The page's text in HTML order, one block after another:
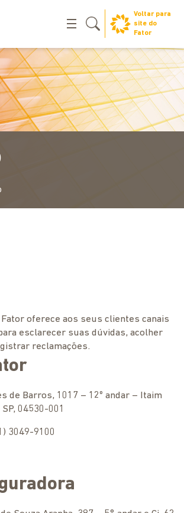
Voltar para
site do
Fator
Fator oferece aos seus clientes canais
esclarecer suas dúvidas, acolher
reclamações.
de Barros, 1017 – 12º andar – Itaim
04530-001
3049-9100